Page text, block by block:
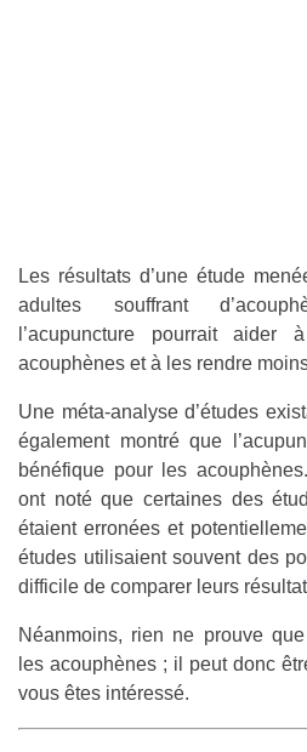
Les résultats d’une étude
adultes souffrant
l’acupuncture pourrait
acouphènes et à les rendre
Une méta-analyse d’études
également montré que
bénéfique pour les
ont noté que certaines des
étaient erronées et
études utilisaient souvent des
difficile de comparer leurs
Néanmoins, rien ne prouve que
les acouphènes ; il peut donc
vous êtes intéressé.